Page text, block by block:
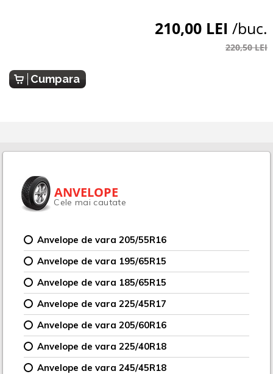
210,00 LEI /buc.
220,50 LEI
Cumpara
ANVELOPE
Cele mai cautate
Anvelope de vara 205/55R16
Anvelope de vara 195/65R15
Anvelope de vara 185/65R15
Anvelope de vara 225/45R17
Anvelope de vara 205/60R16
Anvelope de vara 225/40R18
Anvelope de vara 245/45R18